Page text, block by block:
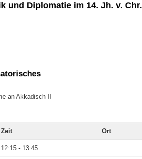
und Diplomatie im 14. Jh. v. Chr.
an Akkadisch II
Zeit Ort
12:15 - 13:45